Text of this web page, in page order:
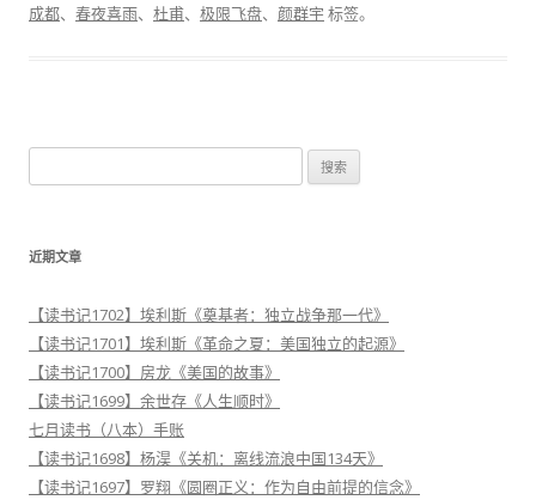
成都、 春夜喜雨、 杜甫、 极限飞盘、 颜群宇 标签。
索
近期文章
【读书记1702】埃利斯《奠基者：独立战争那一代》
【读书记1701】埃利斯《革命之夏：美国独立的起源》
【读书记1700】房龙《美国的故事》
【读书记1699】余世存《人生顺时》
七月读书（八本）手账
【读书记1698】杨淏《关机：离线流浪中国134天》
【读书记1697】罗翔《圆圈正义：作为自由前提的信念》